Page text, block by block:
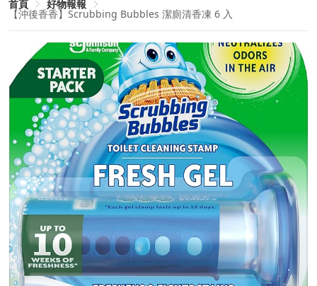
首頁 好物報報
【沖後香香】Scrubbing Bubbles 潔廁清香凍 6 入